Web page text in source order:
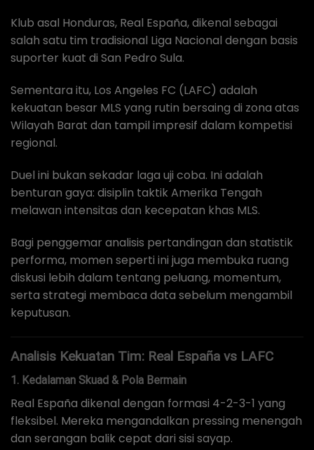
Klub asal Honduras, Real España, dikenal sebagai
salah satu tim tradisional Liga Nacional dengan basis
suporter kuat di San Pedro Sula.
Sementara itu, Los Angeles FC (LAFC) adalah
kekuatan besar MLS yang rutin bersaing di zona atas
Wilayah Barat dan tampil impresif dalam kompetisi
regional.
Duel ini bukan sekadar laga uji coba. Ini adalah
benturan gaya: disiplin taktik Amerika Tengah
melawan intensitas dan kecepatan khas MLS.
Bagi penggemar analisis pertandingan dan statistik
performa, momen seperti ini juga membuka ruang
diskusi lebih dalam tentang peluang, momentum,
serta strategi membaca data sebelum mengambil
keputusan.
Analisis Kekuatan Tim: Real España vs LAFC
1. Kedalaman Skuad & Pola Bermain
Real España dikenal dengan formasi 4-2-3-1 yang
fleksibel. Mereka mengandalkan pressing menengah
dan serangan balik cepat dari sisi sayap.